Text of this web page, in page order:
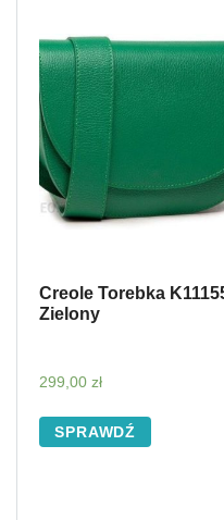
Creole Torebka
Zielony
299,00 zł
SPRAWDŹ